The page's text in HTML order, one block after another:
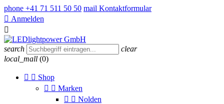
phone +41 71 511 50 50 mail Kontaktformular
 Anmelden

search
clear
local_mall (0)
  Shop
  Marken
  Nolden